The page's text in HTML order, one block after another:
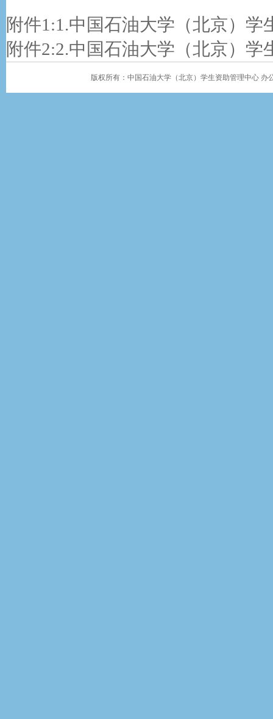
附件1:1.中国石油大学（北京）学
附件2:2.中国石油大学（北京）学
版权所有：中国石油大学（北京）学生资助管理中心 办